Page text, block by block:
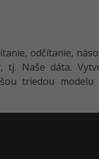
odčítanie,
tj. Naše dáta.
triedou modelu